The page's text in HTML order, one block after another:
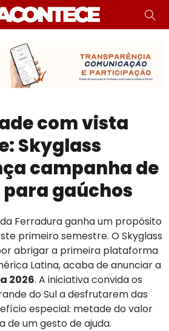
com vista
Skyglass
campanha de
gaúchos
Ferradura ganha um propósito
primeiro semestre. O Skyglass
abrigar a primeira plataforma
Latina, acaba de anunciar a
2026. A iniciativa convida os
do Sul a desfrutarem das
especial: metade do valor
de um gesto de ajuda.